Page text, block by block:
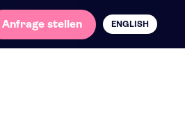
Anfrage stellen ENGLISH